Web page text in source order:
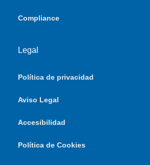
Compliance
Legal
Política de privacidad
Aviso Legal
Accesibilidad
Política de Cookies